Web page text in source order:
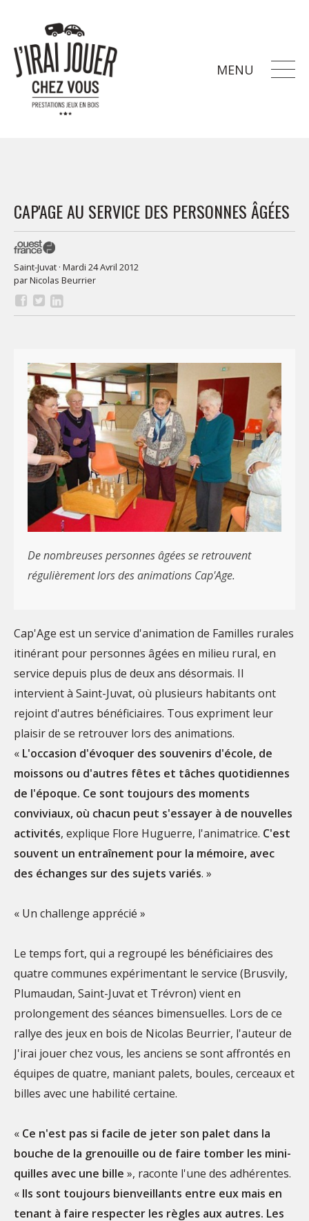
MENU
CAP'AGE AU SERVICE DES PERSONNES ÂGÉES
Saint-Juvat · Mardi 24 Avril 2012
parNicolas Beurrier
De nombreuses personnes âgées se retrouvent
régulièrement lors des animations Cap'Age.
Cap'Age est un service d'animation de Familles rurales
itinérant pour personnes âgées en milieu rural, en
service depuis plus de deux ans désormais. Il
intervient à Saint-Juvat, où plusieurs habitants ont
rejoint d'autres bénéficiaires. Tous expriment leur
plaisir de se retrouver lors des animations.
« L'occasion d'évoquer des souvenirs d'école, de
moissons ou d'autres fêtes et tâches quotidiennes
de l'époque. Ce sont toujours des moments
conviviaux, où chacun peut s'essayer à de nouvelles
activités, explique Flore Huguerre, l'animatrice. C'est
souvent un entraînement pour la mémoire, avec
des échanges sur des sujets variés. »
« Un challenge apprécié »
Le temps fort, qui a regroupé les bénéficiaires des
quatre communes expérimentant le service (Brusvily,
Plumaudan, Saint-Juvat et Trévron) vient en
prolongement des séances bimensuelles. Lors de ce
rallye des jeux en bois de Nicolas Beurrier, l'auteur de
J'irai jouer chez vous, les anciens se sont affrontés en
équipes de quatre, maniant palets, boules, cerceaux et
billes avec une habilité certaine.
« Ce n'est pas si facile de jeter son palet dans la
bouche de la grenouille ou de faire tomber les mini-
quilles avec une bille », raconte l'une des adhérentes.
« Ils sont toujours bienveillants entre eux mais en
tenant à faire respecter les règles aux autres. Les